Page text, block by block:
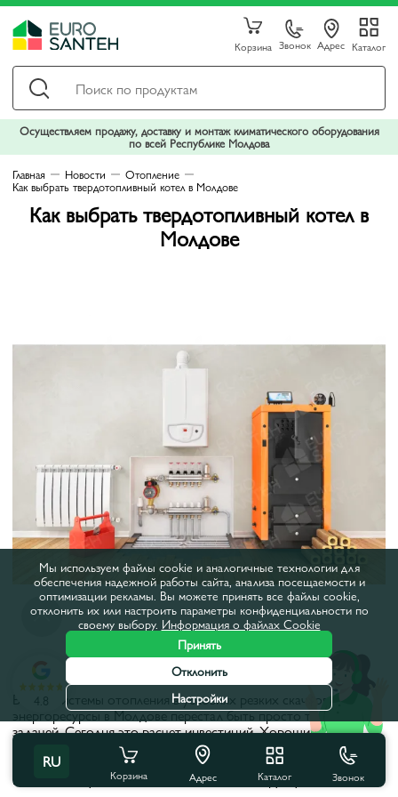
Корзина Звонок Адрес Каталог
Осуществляем продажу, доставку и монтаж климатического оборудования
по всей Республике Молдова
Главная
Новости Отопление
Как выбрать твердотопливный котел в Молдове
Как выбрать твердотопливный котел в
Молдове
Выбор системы отопления в условиях резких скачков цен на
энергоресурсы в Молдове перестал быть просто технической
задачей. Сегодня это расчет инвестиций. Хороший
твердотопливный котел — это не просто «ящик с топкой», а
инженерный узел, способный работать автономно до
нескольких суток, если подойти к его выбору с умом.
RU
Корзина Адрес Каталог Звонок
4.8
Мы используем файлы cookie и аналогичные технологии для
обеспечения надежной работы сайта, анализа посещаемости и
оптимизации рекламы. Вы можете принять все файлы cookie,
отклонить их или настроить параметры конфиденциальности по
своему выбору. Информация о файлах Cookie
Принять
Отклонить
Настройки